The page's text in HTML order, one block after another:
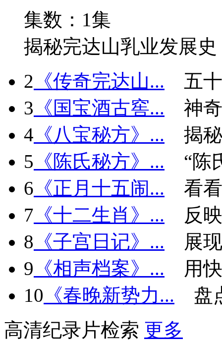
集数：1集
揭秘完达山乳业发展史
2 《传奇完达山...
五
3 《国宝酒古窖...
神
4 《八宝秘方》...
揭
5 《陈氏秘方》...
“陈
6 《正月十五闹...
看
7 《十二生肖》...
反
8 《子宫日记》...
展
9 《相声档案》...
用
10 《春晚新势力...
盘
高清纪录片检索 更多